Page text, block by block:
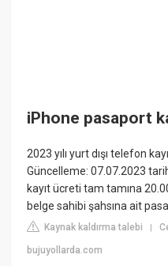
iPhone pasaport
2023 yılı yurt dışı telefon
Güncelleme: 07.07.2023
kayıt ücreti tam tamına
belge sahibi şahsına ait
Kaynak kaldırma talebi |
bujuyollarda.com